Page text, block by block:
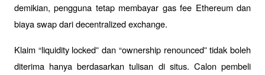
demikian, pengguna tetap membayar gas fee Ethereum dan
biaya swap dari decentralized exchange.
Klaim “liquidity locked” dan “ownership renounced” tidak boleh
diterima hanya berdasarkan tulisan di situs. Calon pembeli